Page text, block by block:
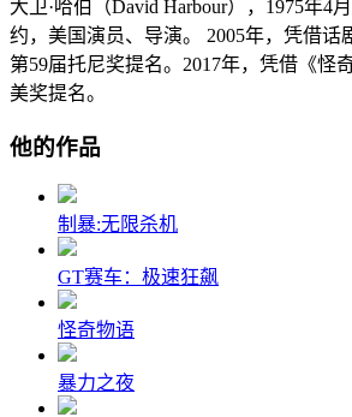
大卫·哈伯（David Harbour），1975年4
约，美国演员、导演。 2005年，凭借话
第59届托尼奖提名。2017年，凭借《怪
美奖提名。
他的作品
制暴:无限杀机
GT赛车：极速狂飙
怪奇物语
暴力之夜